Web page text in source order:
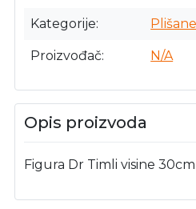
Kategorije
Proizvođač N/A
Opis proizvoda
Figura Dr Timli visine 30cm